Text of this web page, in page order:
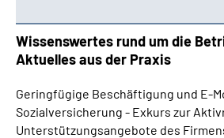
Wissenswertes rund um die
Aktuelles aus der Praxis
Geringfügige Beschäftigung und E-
Sozialversicherung - Exkurs zur
Unterstützungsangebote des